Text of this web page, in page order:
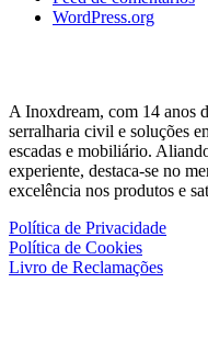
WordPress.org
A Inoxdream, com 14 anos
serralharia civil e soluções
escadas e mobiliário.
experiente, destaca-se no
excelência nos produtos e
Política de Privacidade
Política de Cookies
Livro de Reclamações